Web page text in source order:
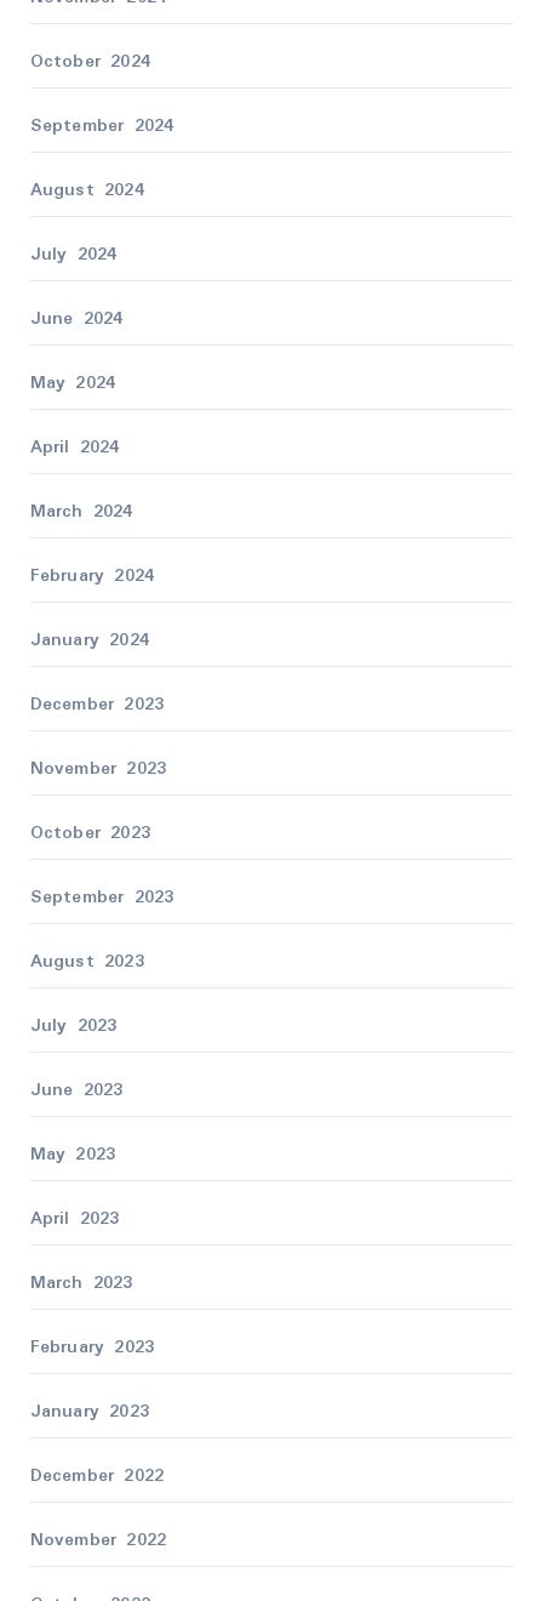
October 2024
September 2024
August 2024
July 2024
June 2024
May 2024
April 2024
March 2024
February 2024
January 2024
December 2023
November 2023
October 2023
September 2023
August 2023
July 2023
June 2023
May 2023
April 2023
March 2023
February 2023
January 2023
December 2022
November 2022